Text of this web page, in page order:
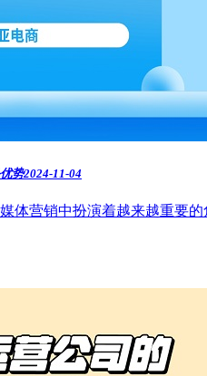
势2024-11-04
体营销中扮演着越来越重要